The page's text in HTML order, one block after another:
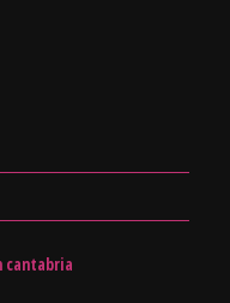
cantabria